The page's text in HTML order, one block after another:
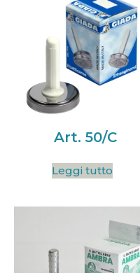
Art. 50/C
Leggi tutto